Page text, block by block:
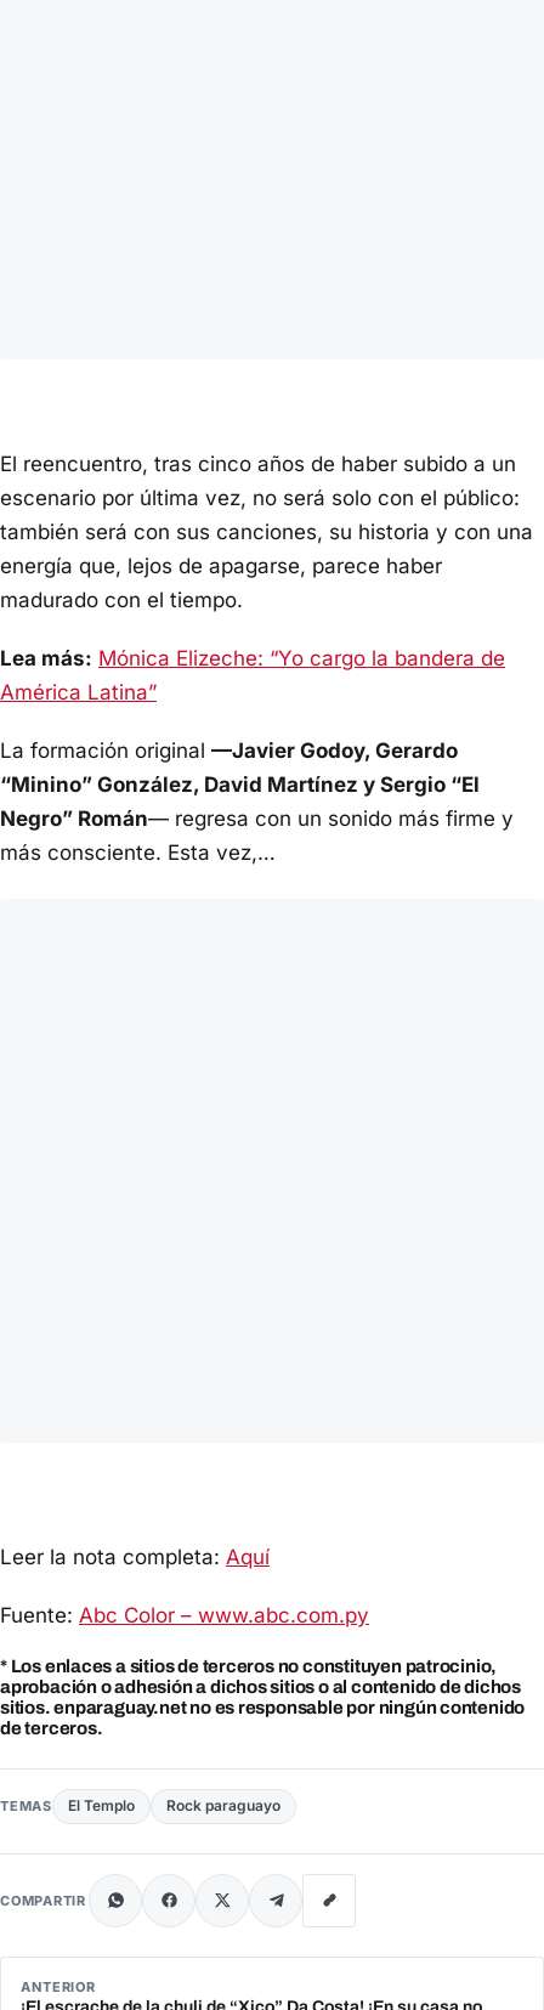
El reencuentro, tras cinco años de haber subido a un
escenario por última vez, no será solo con el público:
también será con sus canciones, su historia y con una
energía que, lejos de apagarse, parece haber
madurado con el tiempo.
Lea más: Mónica Elizeche: “Yo cargo la bandera de
América Latina”
La formación original —Javier Godoy, Gerardo
“Minino” González, David Martínez y Sergio “El
Negro” Román— regresa con un sonido más firme y
más consciente. Esta vez,…
Leer la nota completa: Aquí
Fuente: Abc Color – www.abc.com.py
* Los enlaces a sitios de terceros no constituyen patrocinio,
aprobación o adhesión a dichos sitios o al contenido de dichos
sitios. enparaguay.net no es responsable por ningún contenido
de terceros.
TEMAS El Templo Rock paraguayo
COMPARTIR
ANTERIOR